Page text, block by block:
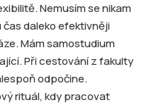
Nemusím se nikam
daleko efektivněji
Mám samostudium
Při cestování z fakulty
odpočine.
rituál, kdy pracovat